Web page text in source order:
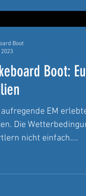
Boot:
EM
Die
nicht einfach....
Boot